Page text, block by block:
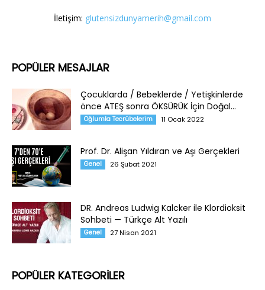
İletişim: glutensizdunyamerih@gmail.com
POPÜLER MESAJLAR
Çocuklarda / Bebeklerde / Yetişkinlerde
önce ATEŞ sonra ÖKSÜRÜK İçin Doğal...
Oğlumla Tecrübelerim 11 Ocak 2022
Prof. Dr. Alişan Yıldıran ve Aşı Gerçekleri
Genel 26 Şubat 2021
DR. Andreas Ludwig Kalcker ile Klordioksit
Sohbeti — Türkçe Alt Yazılı
Genel 27 Nisan 2021
POPÜLER KATEGORİLER